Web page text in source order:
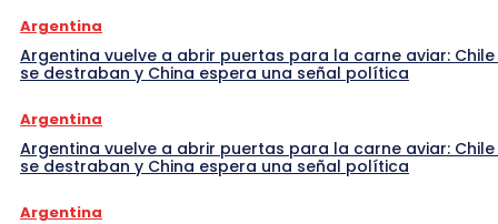
Argentina
Argentina vuelve a abrir puertas para la carne aviar: Chile
se destraban y China espera una señal política
Argentina
Argentina vuelve a abrir puertas para la carne aviar: Chile
se destraban y China espera una señal política
Argentina